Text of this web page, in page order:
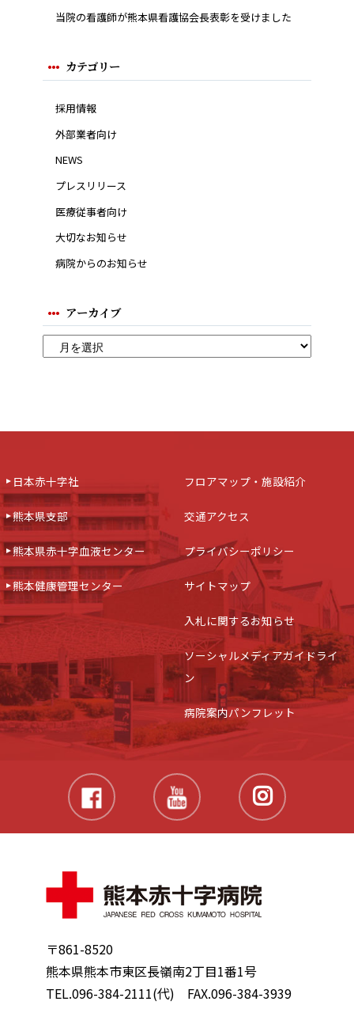
当院の看護師が熊本県看護協会長表彰を受けました
カテゴリー
採用情報
外部業者向け
NEWS
プレスリリース
医療従事者向け
大切なお知らせ
病院からのお知らせ
アーカイブ
〒861-8520
熊本県熊本市東区長嶺南2丁目1番1号
TEL.096-384-2111(代) FAX.096-384-3939
日本赤十字社
熊本県支部
熊本県赤十字血液センター
熊本健康管理センター
フロアマップ・施設紹介
交通アクセス
プライバシーポリシー
サイトマップ
入札に関するお知らせ
ソーシャルメディアガイドライ
ン
病院案内パンフレット